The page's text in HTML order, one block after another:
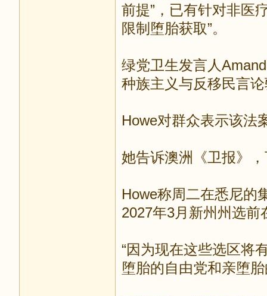
前提”，已有针对非医
限制堕胎获取”。
绿党卫生发言人
种族主义与反移民言
Howe对群众表示该
她告诉澳洲《卫报》
Howe称周二在悉尼的
2027年3月新州州选
“因为现在这些选区将
堕胎的自由党和亲堕